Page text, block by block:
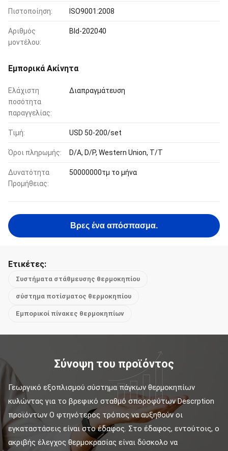
Πιστοποίηση: ISO9001:2008
Αριθμός
μοντέλου:
Bld-202040
Εμπορικά Ακίνητα
Ελάχιστη
ποσότητα
παραγγελίας:
Διαπραγμάτευση
Τιμή: USD 50-200/set
Όροι πληρωμής: D/A, D/P, Western Union, T/T
Δυνατότητα
Προμήθειας:
50000000τμ το μήνα
Βρες ένα απόσπασμα.
Ετικέτες:
Συστήματα στάθμευσης θερμοκηπίου
σύστημα ποτίσματος θερμοκηπίου
Εμπορικοί πίνακες θερμοκηπίων
Σύνοψη του προϊόντος
Γεωργικό εξοπλισμού σύστημα πάγκων θερμοκηπίων
κυλώντας για το βρεφικό σταθμό σποροφύτων Descrption
προϊόντων Ο φτηνότερος τρόπος να αυξηθούν οι
εγκαταστάσεις είναι στο έδαφος. Στο έδαφος, εντούτοις, ο
ακριβής έλεγχος θερμοκρασίας είναι δύσκολο να